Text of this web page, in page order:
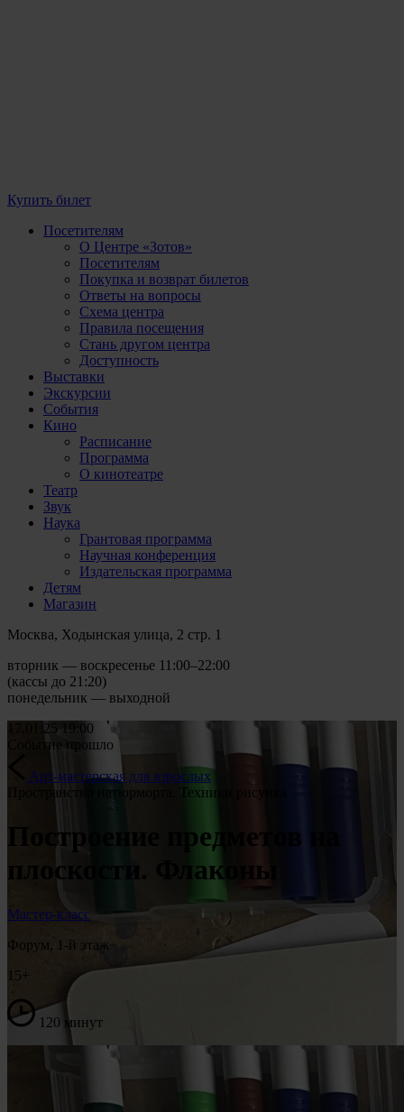
Купить билет
Посетителям
О Центре «Зотов»
Посетителям
Покупка и возврат билетов
Ответы на вопросы
Схема центра
Правила посещения
Стань другом центра
Доступность
Выставки
Экскурсии
События
Кино
Расписание
Программа
О кинотеатре
Театр
Звук
Наука
Грантовая программа
Научная конференция
Издательская программа
Детям
Магазин
Москва, Ходынская улица, 2 стр. 1
вторник — воскресенье 11:00–22:00
(кассы до 21:20)
понедельник — выходной
17.01.25
19:00
Событие прошло
Арт-мастерская для взрослых
Пространство натюрморта. Техники рисунка
Построение предметов на
плоскости. Флаконы
Мастер-класс
Форум, 1-й этаж
15+
120 минут